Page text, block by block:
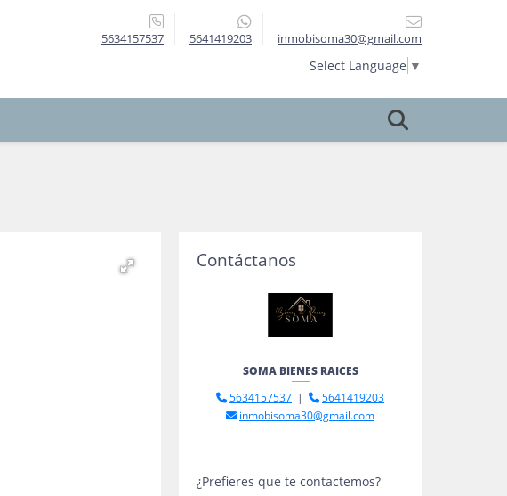
5634157537 5641419203 inmobisoma30@gmail.com
Select Language ▼
Contáctanos
SOMA BIENES RAICES
5634157537 |
5641419203
inmobisoma30@gmail.com
¿Prefieres que te contactemos?